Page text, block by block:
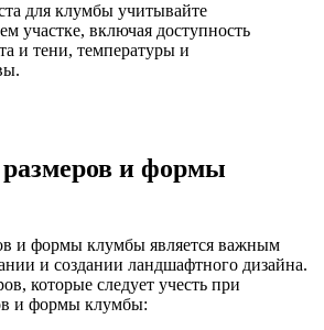
для клумбы учитывайте
участке, включая доступность
и тени, температуры и
и формы
и формы клумбы является важным
и создании ландшафтного дизайна.
которые следует учесть при
и формы клумбы: